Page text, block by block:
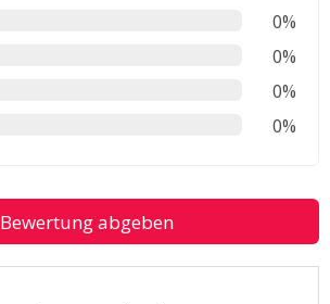
0%
0%
0%
0%
Bewertung abgeben